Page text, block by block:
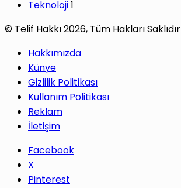
Teknoloji1
© Telif Hakkı 2026, Tüm Hakları Saklıdır
Hakkımızda
Künye
Gizlilik Politikası
Kullanım Politikası
Reklam
İletişim
Facebook
X
Pinterest